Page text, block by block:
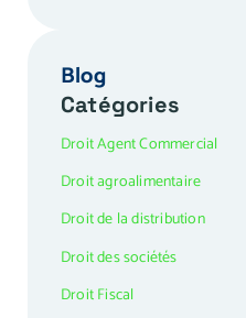
Blog
Catégories
Droit Agent Commercial
Droit agroalimentaire
Droit de la distribution
Droit des sociétés
Droit Fiscal